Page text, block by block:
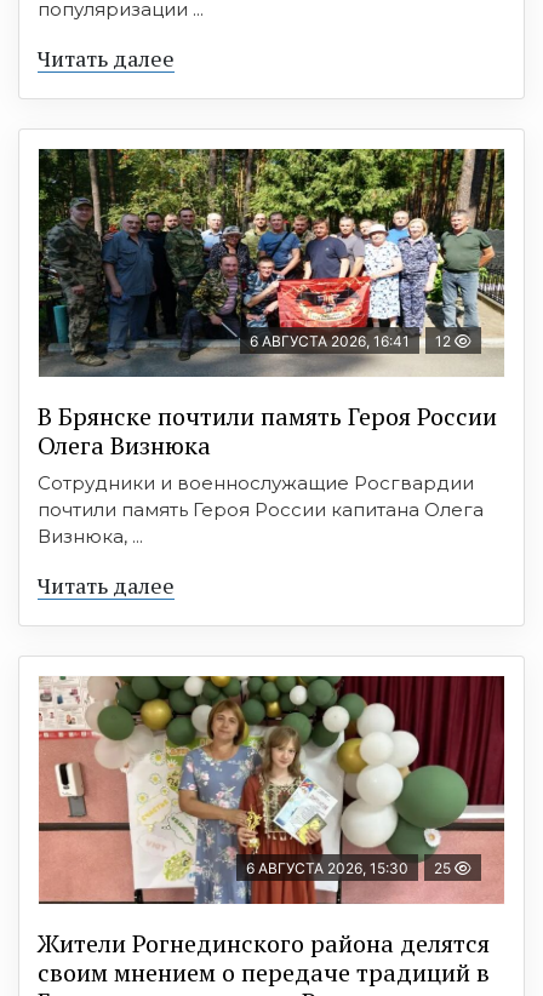
популяризации ...
Читать далее
6 АВГУСТА 2026, 16:41 12
В Брянске почтили память Героя России
Олега Визнюка
Сотрудники и военнослужащие Росгвардии
почтили память Героя России капитана Олега
Визнюка, ...
Читать далее
6 АВГУСТА 2026, 15:30 25
Жители Рогнединского района делятся
своим мнением о передаче традиций в